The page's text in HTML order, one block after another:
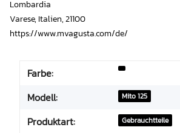
Lombardia
Varese, Italien, 21100
https://www.mvagusta.com/de/
Farbe:
Modell:
Mito 125
Produktart: Gebrauchtteile